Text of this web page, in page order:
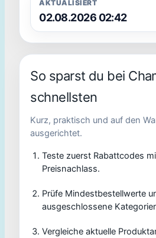
AKTUALISIERT
02.08.2026 02:42
So sparst du bei
schnellsten
Kurz, praktisch und auf den
ausgerichtet.
Teste zuerst Rabattcodes
Preisnachlass.
Prüfe Mindestbestellwerte
ausgeschlossene
Vergleiche aktuelle